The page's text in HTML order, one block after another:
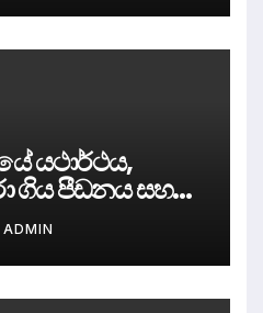
යථාර්ථය,
ගිය පීඩනය සහ
ADMIN